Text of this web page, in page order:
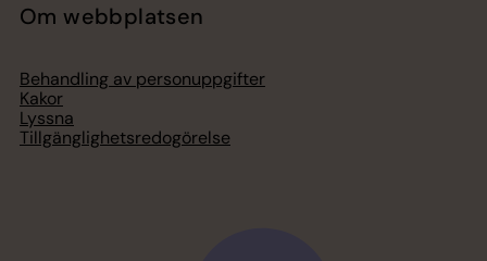
Om webbplatsen
Behandling av personuppgifter
Kakor
Lyssna
Tillgänglighetsredogörelse